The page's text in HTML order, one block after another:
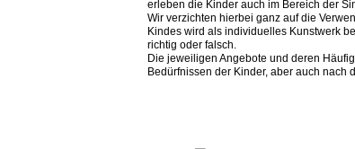
erleben die Kinder auch im Bereich der
Wir verzichten hierbei ganz auf die
Kindes wird als individuelles Kunstwerk
richtig oder falsch.
Die jeweiligen Angebote und deren
Bedürfnissen der Kinder, aber auch nach